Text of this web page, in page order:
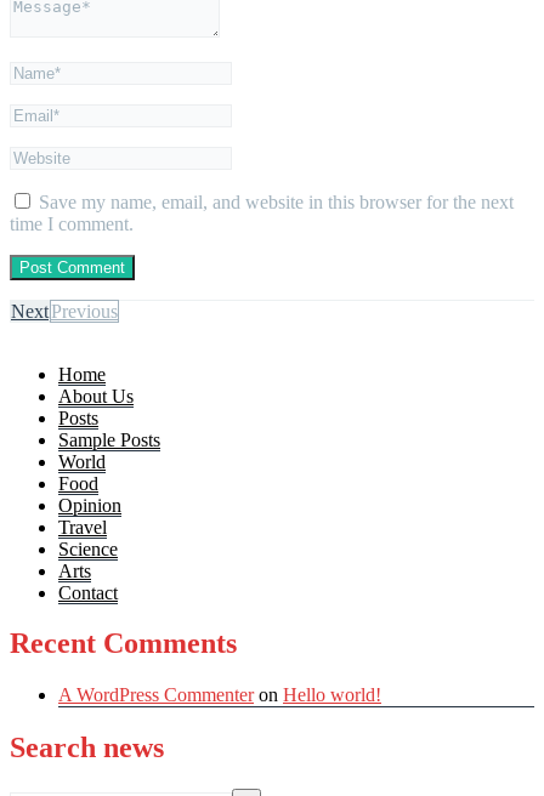
Save my name, email, and website in this browser for the next
time I comment.
NextPrevious
Home
About Us
Posts
Sample Posts
World
Food
Opinion
Travel
Science
Arts
Contact
Recent Comments
A WordPress Commenteron Hello world!
Search news